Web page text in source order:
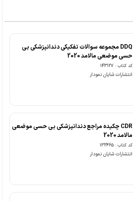
DDQ مجموعه سوالات تفکیکی دندانپزشکی بی
حسی موضعی مالامد 2020
کد کتاب : 143127
انتشارات شایان نمودار
CDR چکیده مراجع دندانپزشکی بی حسی موضعی
مالامد 2020
کد کتاب : 132465
انتشارات شایان نمودار